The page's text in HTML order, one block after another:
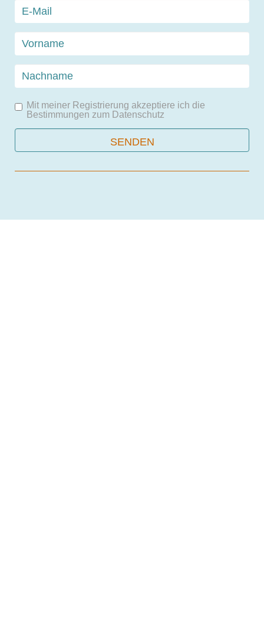
Mit meiner Registrierung akzeptiere ich die
Bestimmungen zum Datenschutz